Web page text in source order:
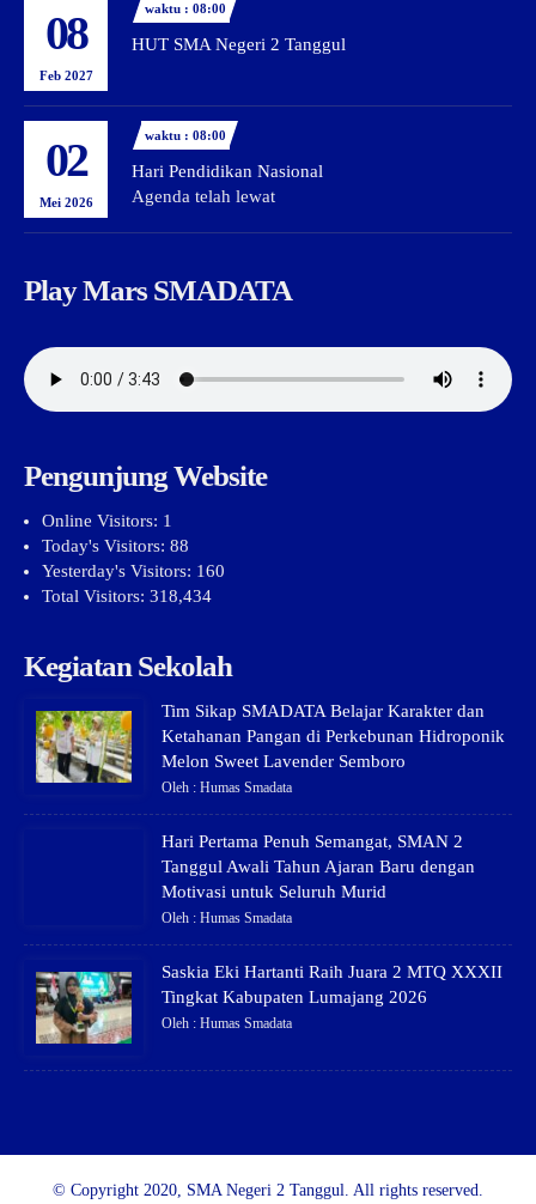
08
Feb 2027
waktu : 08:00
HUT SMA Negeri 2 Tanggul
02
Mei 2026
waktu : 08:00
Hari Pendidikan Nasional
Agenda telah lewat
Play Mars SMADATA
Pengunjung Website
Online Visitors: 1
Today's Visitors: 88
Yesterday's Visitors: 160
Total Visitors: 318,434
Kegiatan Sekolah
Tim Sikap SMADATA Belajar Karakter dan
Ketahanan Pangan di Perkebunan Hidroponik
Melon Sweet Lavender Semboro
Oleh : Humas Smadata
Hari Pertama Penuh Semangat, SMAN 2
Tanggul Awali Tahun Ajaran Baru dengan
Motivasi untuk Seluruh Murid
Oleh : Humas Smadata
Saskia Eki Hartanti Raih Juara 2 MTQ XXXII
Tingkat Kabupaten Lumajang 2026
Oleh : Humas Smadata
© Copyright 2020, SMA Negeri 2 Tanggul. All rights reserved.